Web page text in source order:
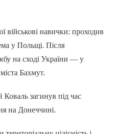
військові навички: проходив
у Польщі. Після
на сході України — у
Бахмут.
Коваль загинув під час
на Донеччині.